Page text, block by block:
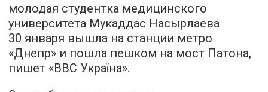
молодая студентка медицинского
университета Мукаддас Насырлаева
30 января вышла на станции метро
«Днепр» и пошла пешком на мост Патона,
пишет «ВВС Україна».